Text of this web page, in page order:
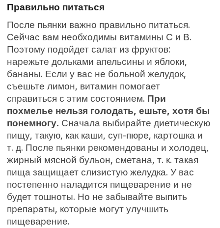
Правильно питаться
После пьянки важно правильно питаться.
Сейчас вам необходимы витамины С и В.
Поэтому подойдет салат из фруктов:
нарежьте дольками апельсины и яблоки,
бананы. Если у вас не больной желудок,
съешьте лимон, витамин помогает
справиться с этим состоянием. При
похмелье нельзя голодать, ешьте, хотя бы
понемногу. Сначала выбирайте диетическую
пищу, такую, как каши, суп-пюре, картошка и
т. д. После пьянки рекомендованы и холодец,
жирный мясной бульон, сметана, т. к. такая
пища защищает слизистую желудка. У вас
постепенно наладится пищеварение и не
будет тошноты. Но не забывайте выпить
препараты, которые могут улучшить
пищеварение.